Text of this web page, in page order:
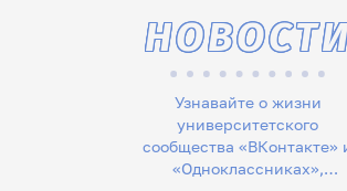
Узнавайте о жизни
университетского
сообщества «ВКонтакте»
«Одноклассниках»,